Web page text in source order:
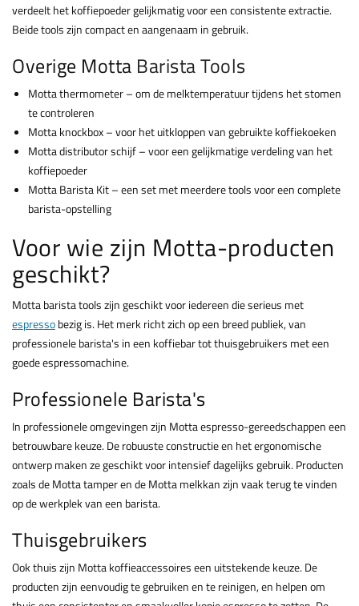
verdeelt het koffiepoeder gelijkmatig voor een consistente extractie.
Beide tools zijn compact en aangenaam in gebruik.
Overige Motta Barista Tools
Motta thermometer – om de melktemperatuur tijdens het stomen
te controleren
Motta knockbox – voor het uitkloppen van gebruikte koffiekoeken
Motta distributor schijf – voor een gelijkmatige verdeling van het
koffiepoeder
Motta Barista Kit – een set met meerdere tools voor een complete
barista-opstelling
Voor wie zijn Motta-producten
geschikt?
Motta barista tools zijn geschikt voor iedereen die serieus met
espressobezig is. Het merk richt zich op een breed publiek, van
professionele barista's in een koffiebar tot thuisgebruikers met een
goede espressomachine.
Professionele Barista's
In professionele omgevingen zijn Motta espresso-gereedschappen een
betrouwbare keuze. De robuuste constructie en het ergonomische
ontwerp maken ze geschikt voor intensief dagelijks gebruik. Producten
zoals de Motta tamper en de Motta melkkan zijn vaak terug te vinden
op de werkplek van een barista.
Thuisgebruikers
Ook thuis zijn Motta koffieaccessoires een uitstekende keuze. De
producten zijn eenvoudig te gebruiken en te reinigen, en helpen om